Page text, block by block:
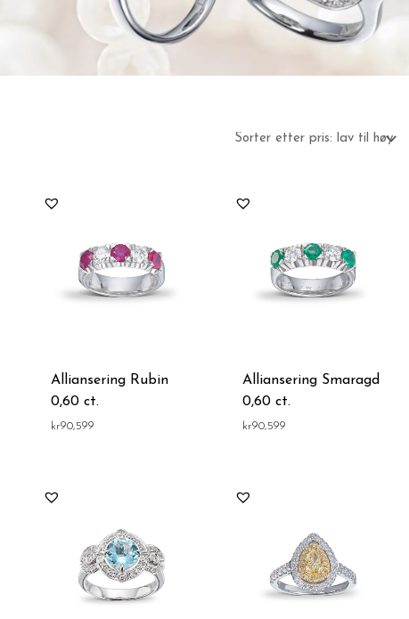
Alliansering Rubin
0,60 ct.
kr90,599
Alliansering Smaragd
0,60 ct.
kr90,599